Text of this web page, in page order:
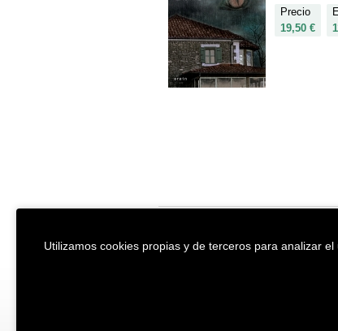
Precio
19,50 €
Tolosa etorbidea 107.
Aviso
Política
Utilizamos cookies propias y de terceros para analizar